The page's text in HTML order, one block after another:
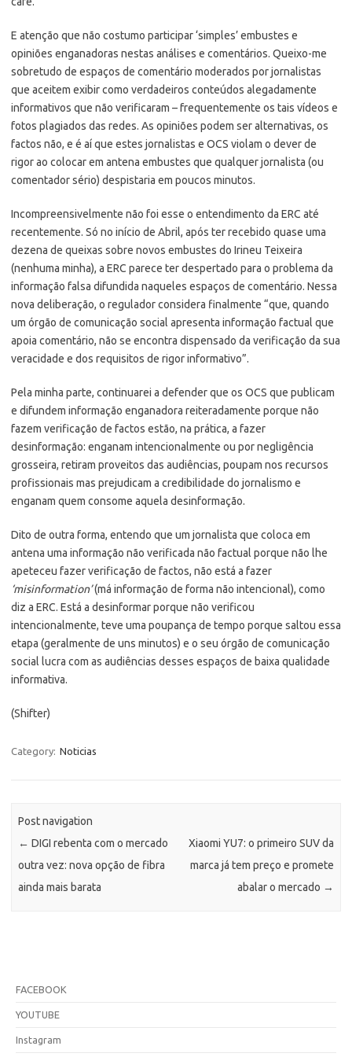
E atenção que não costumo participar ‘simples’ embustes e
opiniões enganadoras nestas análises e comentários. Queixo-me
sobretudo de espaços de comentário moderados por jornalistas
que aceitem exibir como verdadeiros conteúdos alegadamente
informativos que não verificaram – frequentemente os tais vídeos e
fotos plagiados das redes. As opiniões podem ser alternativas, os
factos não, e é aí que estes jornalistas e OCS violam o dever de
rigor ao colocar em antena embustes que qualquer jornalista (ou
comentador sério) despistaria em poucos minutos.
Incompreensivelmente não foi esse o entendimento da ERC até
recentemente. Só no início de Abril, após ter recebido quase uma
dezena de queixas sobre novos embustes do Irineu Teixeira
(nenhuma minha), a ERC parece ter despertado para o problema da
informação falsa difundida naqueles espaços de comentário. Nessa
nova deliberação, o regulador considera finalmente “que, quando
um órgão de comunicação social apresenta informação factual que
apoia comentário, não se encontra dispensado da verificação da sua
veracidade e dos requisitos de rigor informativo”.
Pela minha parte, continuarei a defender que os OCS que publicam
e difundem informação enganadora reiteradamente porque não
fazem verificação de factos estão, na prática, a fazer
desinformação: enganam intencionalmente ou por negligência
grosseira, retiram proveitos das audiências, poupam nos recursos
profissionais mas prejudicam a credibilidade do jornalismo e
enganam quem consome aquela desinformação.
Dito de outra forma, entendo que um jornalista que coloca em
antena uma informação não verificada não factual porque não lhe
apeteceu fazer verificação de factos, não está a fazer
‘misinformation’(má informação de forma não intencional), como
diz a ERC. Está a desinformar porque não verificou
intencionalmente, teve uma poupança de tempo porque saltou essa
etapa (geralmente de uns minutos) e o seu órgão de comunicação
social lucra com as audiências desses espaços de baixa qualidade
informativa.
(Shifter)
Category: Noticias
Post navigation
← DIGI rebenta com o mercado
outra vez: nova opção de fibra
ainda mais barata
Xiaomi YU7: o primeiro SUV da
marca já tem preço e promete
abalar o mercado →
FACEBOOK
YOUTUBE
Instagram